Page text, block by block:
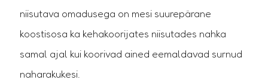
niisutava omadusega on mesi suurepärane
koostisosa ka kehakoorijates niisutades nahka
samal ajal kui koorivad ained eemaldavad surnud
naharakukesi.